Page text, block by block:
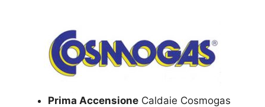
Prima Accensione Caldaie Cosmogas